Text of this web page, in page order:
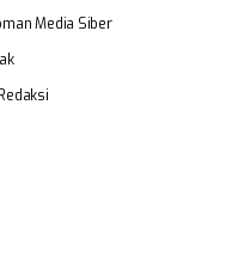
Media Siber